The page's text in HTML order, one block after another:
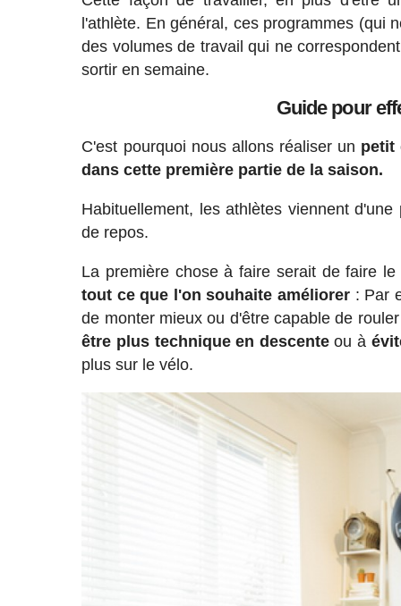
l'athlète. En général, ces programmes (qui
des volumes de travail qui ne
sortir en semaine.
Guide pour
C'est pourquoi nous allons réaliser un petit
dans cette première partie de la saison.
Habituellement, les athlètes viennent
de repos.
La première chose à faire serait de faire
tout ce que l'on souhaite améliorer: Par
de monter mieux ou d'être capable de
être plus technique en descenteou à
plus sur le vélo.